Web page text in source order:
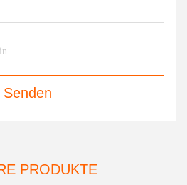
Senden
PRODUKTE